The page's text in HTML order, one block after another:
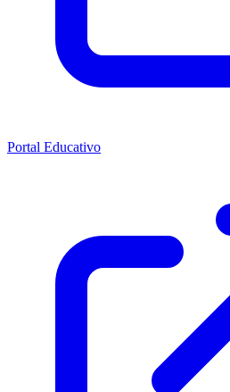
Portal Educativo